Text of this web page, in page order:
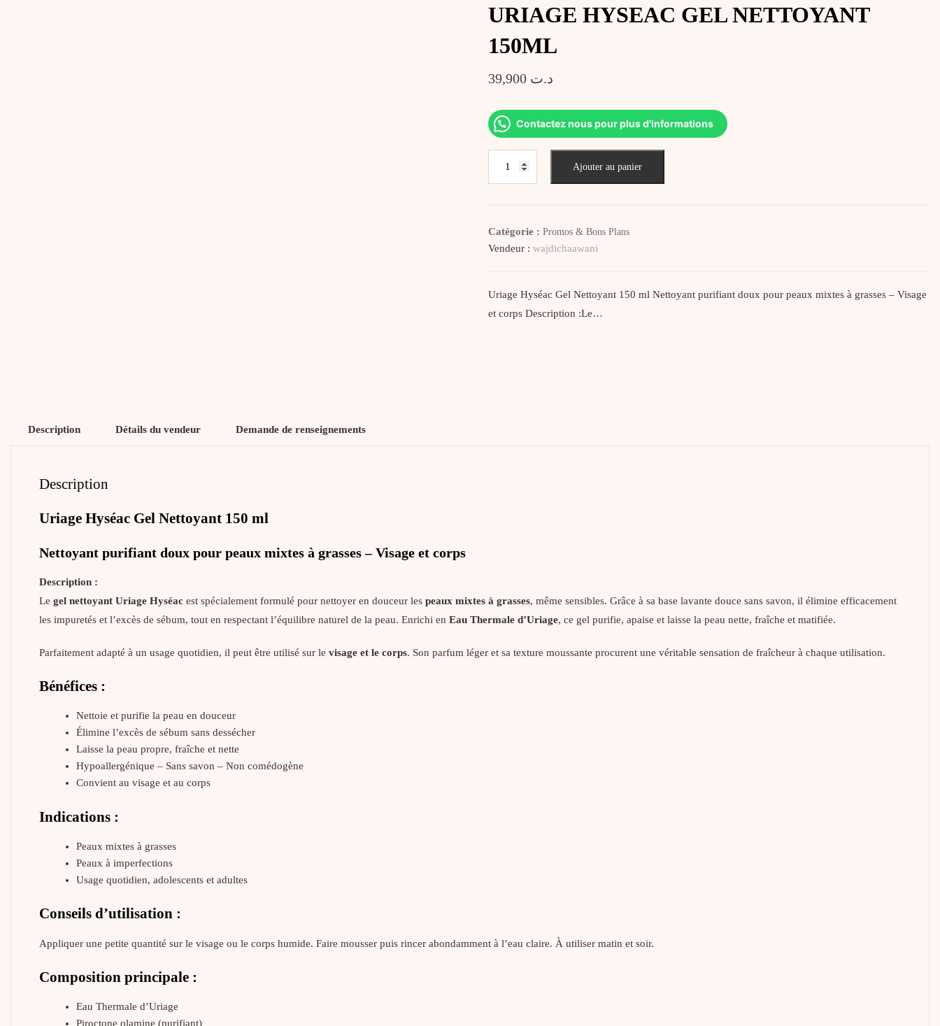
URIAGE HYSEAC GEL NETTOYANT
150ML
د.ت
Contactez nous pour plus d'informations
NETTOYANT
Ajouter au panier
Catégorie :Promos & Bons Plans
Vendeur :wajdichaawani
Uriage Hyséac Gel Nettoyant 150 ml Nettoyant purifiant doux pour peaux mixtes à grasses – Visage
et corps Description :Le…
Description Détails du vendeur Demande de renseignements
Description
Uriage Hyséac Gel Nettoyant 150 ml
Nettoyant purifiant doux pour peaux mixtes à grasses – Visage et corps
Description :
Le gel nettoyant Uriage Hyséac est spécialement formulé pour nettoyer en douceur les peaux mixtes à grasses, même sensibles. Grâce à sa base lavante douce sans savon, il élimine efficacement
les impuretés et l’excès de sébum, tout en respectant l’équilibre naturel de la peau. Enrichi en Eau Thermale d’Uriage, ce gel purifie, apaise et laisse la peau nette, fraîche et matifiée.
Parfaitement adapté à un usage quotidien, il peut être utilisé sur le visage et le corps. Son parfum léger et sa texture moussante procurent une véritable sensation de fraîcheur à chaque utilisation.
Bénéfices :
Nettoie et purifie la peau en douceur
Élimine l’excès de sébum sans dessécher
Laisse la peau propre, fraîche et nette
Hypoallergénique – Sans savon – Non comédogène
Convient au visage et au corps
Indications :
Peaux mixtes à grasses
Peaux à imperfections
Usage quotidien, adolescents et adultes
Conseils d’utilisation :
Appliquer une petite quantité sur le visage ou le corps humide. Faire mousser puis rincer abondamment à l’eau claire. À utiliser matin et soir.
Composition principale :
Eau Thermale d’Uriage
Piroctone olamine (purifiant)